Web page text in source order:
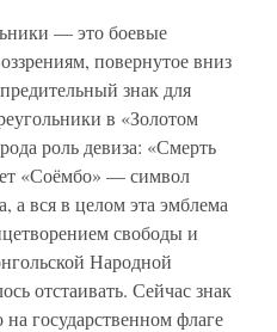
— это боевые
повернутое вниз
знак для
в «Золотом
роль девиза: «Смерть
«Соёмбо» — символ
а вся в целом эта эмблема
свободы и
Народной
отстаивать. Сейчас знак
на государственном флаге